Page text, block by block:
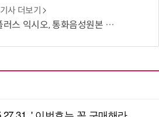
기사 더보기
화음성원본 제한적 수집…보이스피싱 탐지 고도화 활용